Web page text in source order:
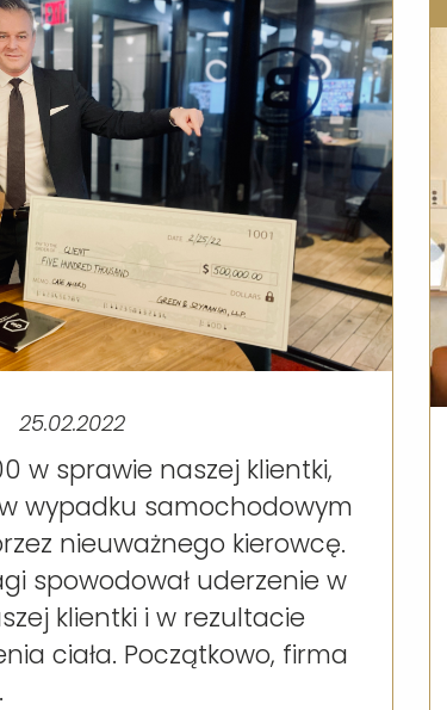
25.02.2022
w sprawie naszej klientki,
wypadku samochodowym
nieuważnego kierowcę.
spowodował uderzenie w
klientki i w rezultacie
ciała. Początkowo, firma